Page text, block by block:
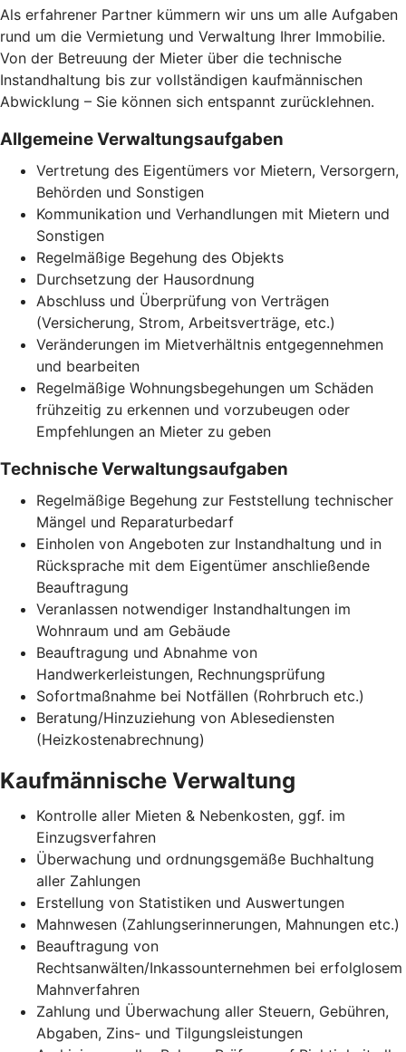
Als erfahrener Partner kümmern wir uns um alle Aufgaben
rund um die Vermietung und Verwaltung Ihrer Immobilie.
Von der Betreuung der Mieter über die technische
Instandhaltung bis zur vollständigen kaufmännischen
Abwicklung – Sie können sich entspannt zurücklehnen.
Allgemeine Verwaltungsaufgaben
Vertretung des Eigentümers vor Mietern, Versorgern,
Behörden und Sonstigen
Kommunikation und Verhandlungen mit Mietern und
Sonstigen
Regelmäßige Begehung des Objekts
Durchsetzung der Hausordnung
Abschluss und Überprüfung von Verträgen
(Versicherung, Strom, Arbeitsverträge, etc.)
Veränderungen im Mietverhältnis entgegennehmen
und bearbeiten
Regelmäßige Wohnungsbegehungen um Schäden
frühzeitig zu erkennen und vorzubeugen oder
Empfehlungen an Mieter zu geben
Technische Verwaltungsaufgaben
Regelmäßige Begehung zur Feststellung technischer
Mängel und Reparaturbedarf
Einholen von Angeboten zur Instandhaltung und in
Rücksprache mit dem Eigentümer anschließende
Beauftragung
Veranlassen notwendiger Instandhaltungen im
Wohnraum und am Gebäude
Beauftragung und Abnahme von
Handwerkerleistungen, Rechnungsprüfung
Sofortmaßnahme bei Notfällen (Rohrbruch etc.)
Beratung/Hinzuziehung von Ablesediensten
(Heizkostenabrechnung)
Kaufmännische Verwaltung
Kontrolle aller Mieten & Nebenkosten, ggf. im
Einzugsverfahren
Überwachung und ordnungsgemäße Buchhaltung
aller Zahlungen
Erstellung von Statistiken und Auswertungen
Mahnwesen (Zahlungserinnerungen, Mahnungen etc.)
Beauftragung von
Rechtsanwälten/Inkassounternehmen bei erfolglosem
Mahnverfahren
Zahlung und Überwachung aller Steuern, Gebühren,
Abgaben, Zins- und Tilgungsleistungen